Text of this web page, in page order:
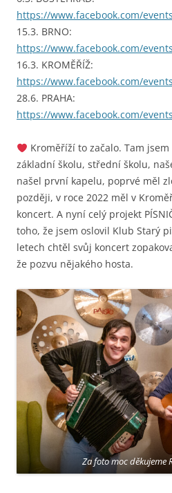
https://www.facebook.com/
15.3. BRNO:
https://www.facebook.com/
16.3. KROMĚŘÍŽ:
https://www.facebook.com/
28.6. PRAHA:
https://www.facebook.com/
Kroměříží to začalo. Tam
základní školu, střední školu,
našel první kapelu, poprvé měl
později, v roce 2022 měl v
koncert. A nyní celý projekt
toho, že jsem oslovil Klub Starý
letech chtěl svůj koncert
že pozvu nějakého hosta.
Za foto moc děkujeme